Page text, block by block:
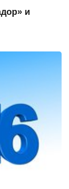
и